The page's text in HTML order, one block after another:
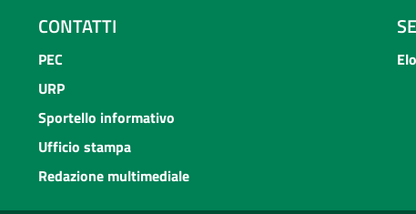
CONTATTI
PEC
URP
Sportello informativo
Ufficio stampa
Redazione multimediale